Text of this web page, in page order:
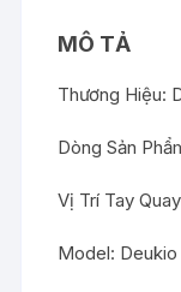
MÔ TẢ
Thương Hiệu:
Dòng Sản
Vị Trí Tay
Model: Deukio